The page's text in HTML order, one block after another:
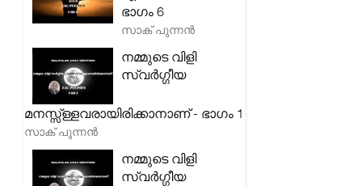
ഭാഗം 6
സാക് പുന്നൻ
നമ്മുടെ വിളി
സ്വർഗ്ഗീയ
മനസ്സ്ള്ളവരായിരിക്കാനാണ് - ഭാഗം 1
സാക് പുന്നൻ
നമ്മുടെ വിളി
സ്വർഗ്ഗീയ